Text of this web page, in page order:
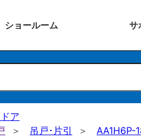
ショールーム サ
ア
吊戸･片引 AA1H6P-